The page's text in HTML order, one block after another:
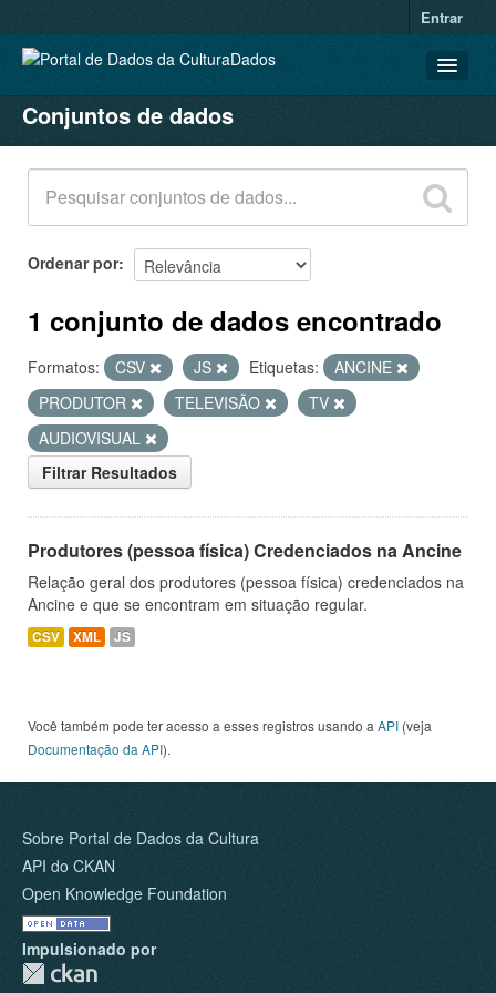
Entrar
CONJUNTOS DE DADOS
ORGANIZAÇÕES
GRUPOS
SOBRE
Conjuntos de dados
Ordenar por
1 conjunto de dados encontrado
Formatos: CSV JS Etiquetas:
ANCINE
PRODUTOR
TELEVISÃO
TV
AUDIOVISUAL
Filtrar Resultados
Produtores (pessoa física) Credenciados na Ancine
Relação geral dos produtores (pessoa física) credenciados na
Ancine e que se encontram em situação regular.
CSV XML JS
Você também pode ter acesso a esses registros usando a API (veja
Documentação da API).
Sobre Portal de Dados da Cultura
API do CKAN
Open Knowledge Foundation
Impulsionado por